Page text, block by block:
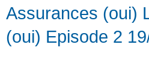
Assurances (oui)
(oui) Episode 2